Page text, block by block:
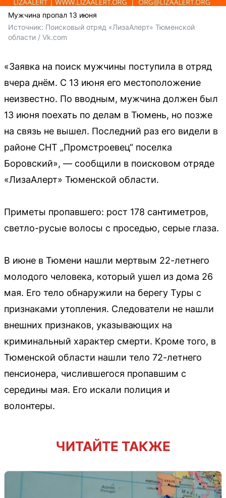
Мужчина пропал 13 июня
Источник: Поисковый отряд «ЛизаАлерт» Тюменской
области / Vk.com
«Заявка на поиск мужчины поступила в отряд
вчера днём. С 13 июня его местоположение
неизвестно. По вводным, мужчина должен был
13 июня поехать по делам в Тюмень, но позже
на связь не вышел. Последний раз его видели в
районе СНТ „Промстроевец“ поселка
Боровский», — сообщили в поисковом отряде
«ЛизаАлерт» Тюменской области.
Приметы пропавшего: рост 178 сантиметров,
светло-русые волосы с проседью, серые глаза.
В июне в Тюмени нашли мертвым 22-летнего
молодого человека, который ушел из дома 26
мая. Его тело обнаружили на берегу Туры с
признаками утопления. Следователи не нашли
внешних признаков, указывающих на
криминальный характер смерти. Кроме того, в
Тюменской области нашли тело 72-летнего
пенсионера, числившегося пропавшим с
середины мая. Его искали полиция и
волонтеры.
ЧИТАЙТЕ ТАКЖЕ